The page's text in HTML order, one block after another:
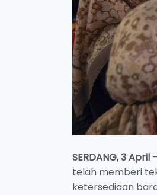
SERDANG, 3 April
telah memberi
ketersediaan